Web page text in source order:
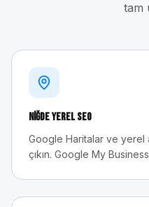
tam
NiğdeYerel SEO
Google Haritalar ve yerel
çıkın. Google My